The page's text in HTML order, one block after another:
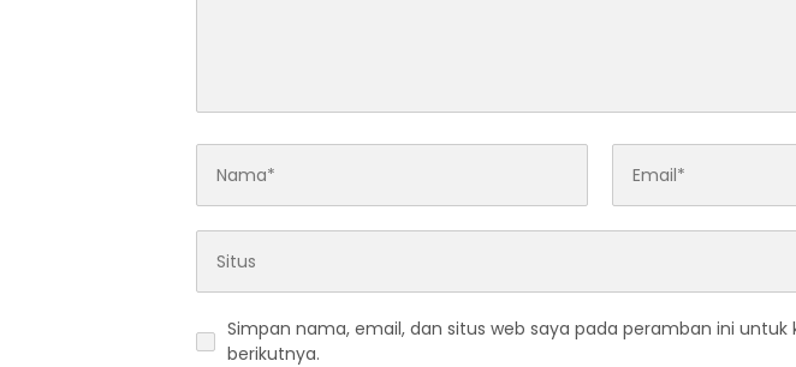
Simpan nama, email, dan situs web saya pada peramban ini untuk
berikutnya.